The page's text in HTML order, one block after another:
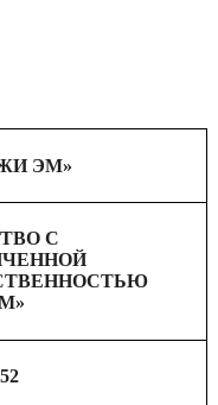
ЭМ»
С